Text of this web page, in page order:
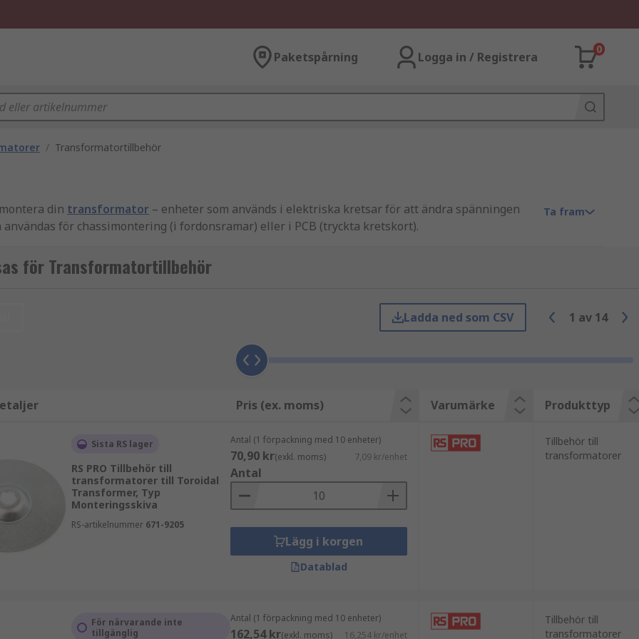
Paketspårning Logga in / Registrera
0
/ Transformatortillbehör
din transformator – enheter som används i elektriska kretsar för att ändra spänningen
för chassimontering (i fordonsramar) eller i PCB (tryckta kretskort).
att de blir varma efter att de har varit på ett tag. Spillvärmen som alla transformatorer
i sin tur förkortar dess livslängd och gör den mycket mindre tillförlitlig. Det är därför
borta från andra komponenter och kan ge den nödvändiga isoleringen för att förhindra detta.
en som passar din transformator. Du bör välja monteringsskivor för toroidala transformatorer,
(med klämmor, muttrar och bultar och en bottenplatta) för användning med
Ta fram
för Transformatortillbehör
Ladda ned som CSV 1 av 14
Pris (ex. moms) Varumärke Produkttyp
Sista RS lager
RS PRO Tillbehör till
transformatorer till Toroidal
Transformer, Typ
Monteringsskiva
RS-artikelnummer 671-9205
Antal (1 förpackning med 10 enheter)
70,90 kr(exkl. moms) 7,09 kr/enhet
Antal
Lägg i korgen
Datablad
Tillbehör till
transformatorer
För närvarande inte
tillgänglig
Antal (1 förpackning med 10 enheter)
162,54 kr(exkl. moms) 16,254 kr/enhet
Tillbehör till
transformatorer